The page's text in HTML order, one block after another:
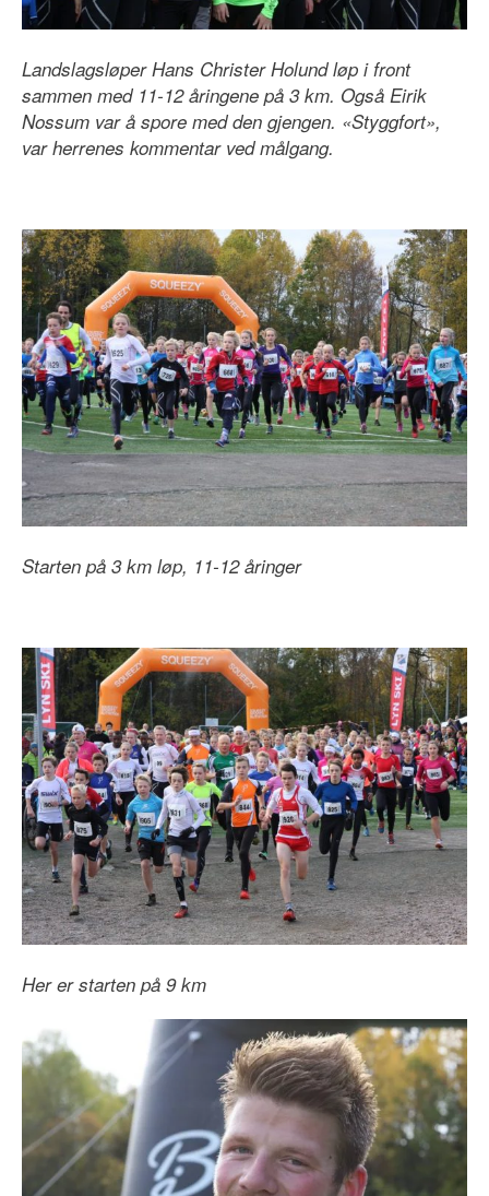
Landslagsløper Hans Christer Holund løp i front
sammen med 11-12 åringene på 3 km. Også Eirik
Nossum var å spore med den gjengen. «Styggfort»,
var herrenes kommentar ved målgang.
Starten på 3 km løp, 11-12 åringer
Her er starten på 9 km